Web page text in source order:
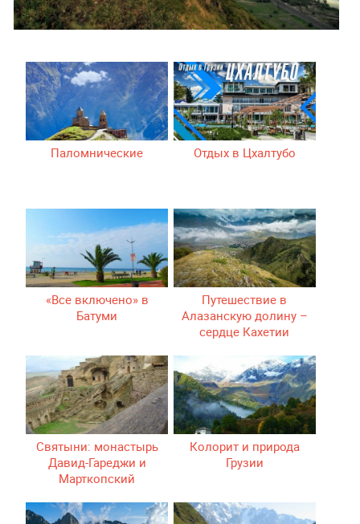
Паломнические Отдых в Цхалтубо
«Все включено» в
Батуми
Путешествие в
Алазанскую долину –
сердце Кахетии
Святыни: монастырь
Давид-Гареджи и
Марткопский
Колорит и природа
Грузии